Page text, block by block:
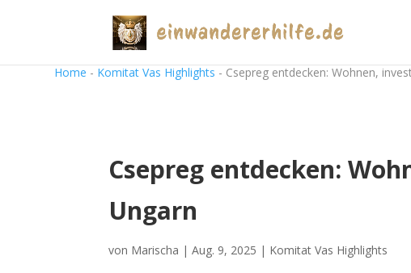
Home - Komitat Vas Highlights - Csepreg entdecken: Wohnen,
Csepreg entdecken:
Ungarn
von Marischa |Aug. 9, 2025 | Komitat Vas Highlights